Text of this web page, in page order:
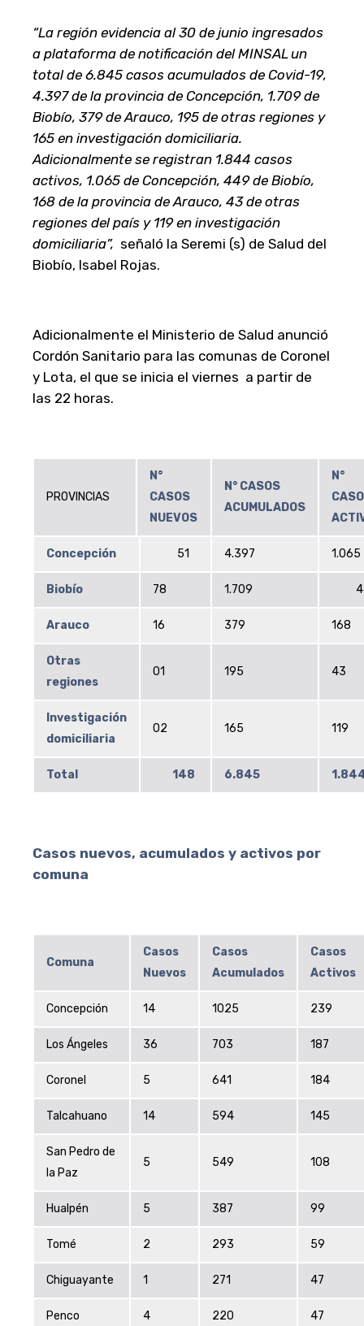
“La región evidencia al 30 de junio ingresados
a plataforma de notificación del MINSAL un
total de 6.845 casos acumulados de Covid-19,
4.397 de la provincia de Concepción, 1.709 de
Biobío, 379 de Arauco, 195 de otras regiones y
165 en investigación domiciliaria.
Adicionalmente se registran 1.844 casos
activos, 1.065 de Concepción, 449 de Biobío,
168 de la provincia de Arauco, 43 de otras
regiones del país y 119 en investigación
domiciliaria”, señaló la Seremi (s) de Salud del
Biobío, Isabel Rojas.
Adicionalmente el Ministerio de Salud anunció
Cordón Sanitario para las comunas de Coronel
y Lota, el que se inicia el viernes a partir de
las 22 horas.
PROVINCIAS
N°
CASOS
NUEVOS
N° CASOS
ACUMULADOS
N°
Concepción 51 4.397 1.065
Biobío 78 1.709
Arauco 16 379 168
Otras
regiones
01 195 43
Investigación
domiciliaria
02 165 119
Total 148 6.845
Casos nuevos, acumulados y activos por
comuna
Comuna
Casos
Nuevos
Casos
Acumulados
Casos
Activos
Concepción 14 1025 239
Los Ángeles 36 703 187
Coronel 5 641 184
Talcahuano 14 594 145
San Pedro de
la Paz
5 549 108
Hualpén 5 387 99
Tomé 2 293 59
Chiguayante 1 271 47
Penco 4 220 47